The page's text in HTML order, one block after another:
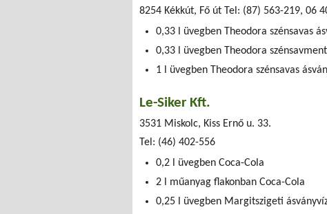
8254 Kékkút, Fő út Tel: (87) 563-219, 06
0,33 l üvegben Theodora szénsavas
0,33 l üvegben Theodora
1 l üvegben Theodora szénsavas
Le-Siker Kft.
3531 Miskolc, Kiss Ernő u. 33.
Tel: (46) 402-556
0,2 l üvegben Coca-Cola
2 l műanyag flakonban Coca-Cola
0,25 l üvegben Margitszigeti